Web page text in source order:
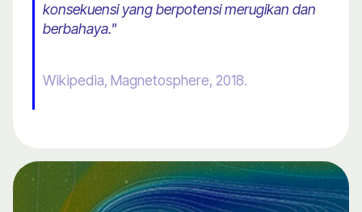
konsekuensi yang berpotensi merugikan dan
berbahaya."
Wikipedia, Magnetosphere, 2018.